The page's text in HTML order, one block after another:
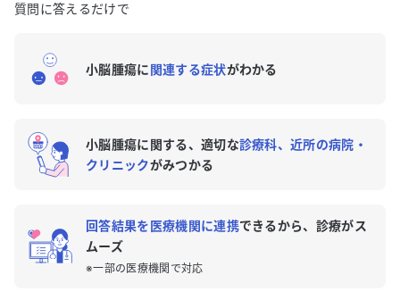
質問に答えるだけで
小脳腫瘍に関連する症状がわかる
小脳腫瘍に関する、適切な診療科、近所の病院・
クリニックがみつかる
回答結果を医療機関に連携できるから、診療がス
ムーズ
※一部の医療機関で対応